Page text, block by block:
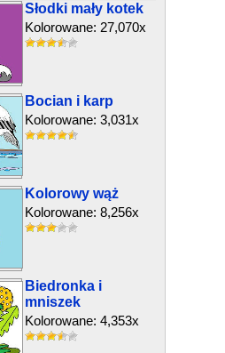
Słodki mały kotek
Kolorowane: 27,070x
Bocian i karp
Kolorowane: 3,031x
Kolorowy wąż
Kolorowane: 8,256x
Biedronka i
mniszek
Kolorowane: 4,353x